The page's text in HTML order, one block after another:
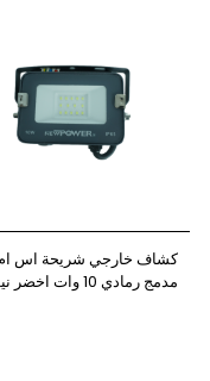
كشاف خارجي شريحة اس
مدمج رمادي 10 وات اخضر نيوباور